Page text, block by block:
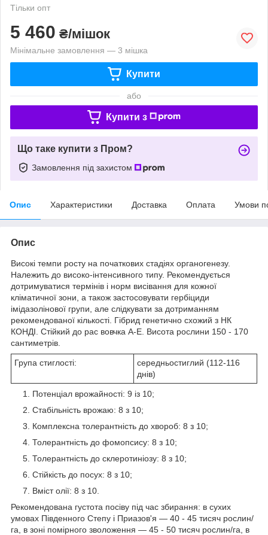
Тільки опт
5 460 ₴/мішок
Мінімальне замовлення — 3 мішка
Купити
або
Купити з
Що таке купити з Пром?
Замовлення під захистом
Опис Характеристики Доставка Оплата Умови
Опис
Високі темпи росту на початкових стадіях органогенезу.
Належить до високо-інтенсивного типу. Рекомендується
дотримуватися термінів і норм висівання для кожної
кліматичної зони, а також застосовувати гербіциди
імідазолінової групи, але слідкувати за дотриманням
рекомендованої кількості. Гібрид генетично схожий з НК
КОНДІ. Стійкий до рас вовчка А-Е. Висота рослини 150 - 170
сантиметрів.
Група стиглості:
середньостиглий (112-116
днів)
Потенціал врожайності: 9 із 10;
Стабільність врожаю: 8 з 10;
Комплексна толерантність до хвороб: 8 з 10;
Толерантність до фомопсису: 8 з 10;
Толерантність до склеротиніозу: 8 з 10;
Стійкість до посух: 8 з 10;
Вміст олії: 8 з 10.
Рекомендована густота посіву під час збирання: в сухих
умовах Південного Степу і Приазов'я — 40 - 45 тисяч рослин/
га, в зоні помірного зволоження — 45 - 50 тисяч рослин/га, в